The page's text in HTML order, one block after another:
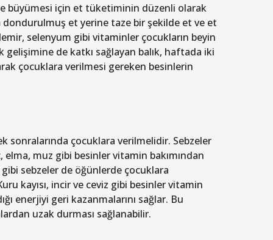
büyümesi için et tüketiminin düzenli olarak
dondurulmuş et yerine taze bir şekilde et ve et
selenyum gibi vitaminler çocukların beyin
de katkı sağlayan balık, haftada iki
çocuklara verilmesi gereken besinlerin
sonralarında çocuklara verilmelidir. Sebzeler
muz gibi besinler vitamin bakımından
sebzeler de öğünlerde çocuklara
kayısı, incir ve ceviz gibi besinler vitamin
enerjiyi geri kazanmalarını sağlar. Bu
uzak durması sağlanabilir.